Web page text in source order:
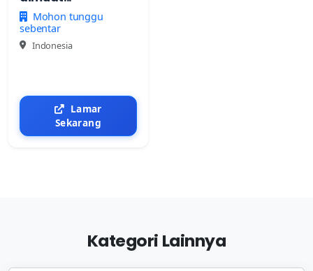
Mohon tunggu
sebentar
Indonesia
Lamar
Sekarang
Kategori Lainnya